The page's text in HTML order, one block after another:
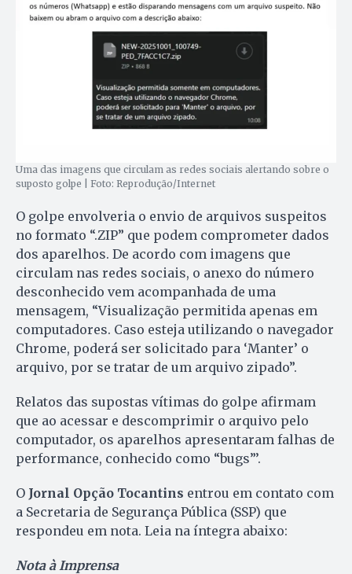
Uma das imagens que circulam as redes sociais alertando sobre o
suposto golpe | Foto: Reprodução/Internet
O golpe envolveria o envio de arquivos suspeitos
no formato “.ZIP” que podem comprometer dados
dos aparelhos. De acordo com imagens que
circulam nas redes sociais, o anexo do número
desconhecido vem acompanhada de uma
mensagem, “Visualização permitida apenas em
computadores. Caso esteja utilizando o navegador
Chrome, poderá ser solicitado para ‘Manter’ o
arquivo, por se tratar de um arquivo zipado”.
Relatos das supostas vítimas do golpe afirmam
que ao acessar e descomprimir o arquivo pelo
computador, os aparelhos apresentaram falhas de
performance, conhecido como “bugs”’.
O Jornal Opção Tocantins entrou em contato com
a Secretaria de Segurança Pública (SSP) que
respondeu em nota. Leia na íntegra abaixo:
Nota à Imprensa